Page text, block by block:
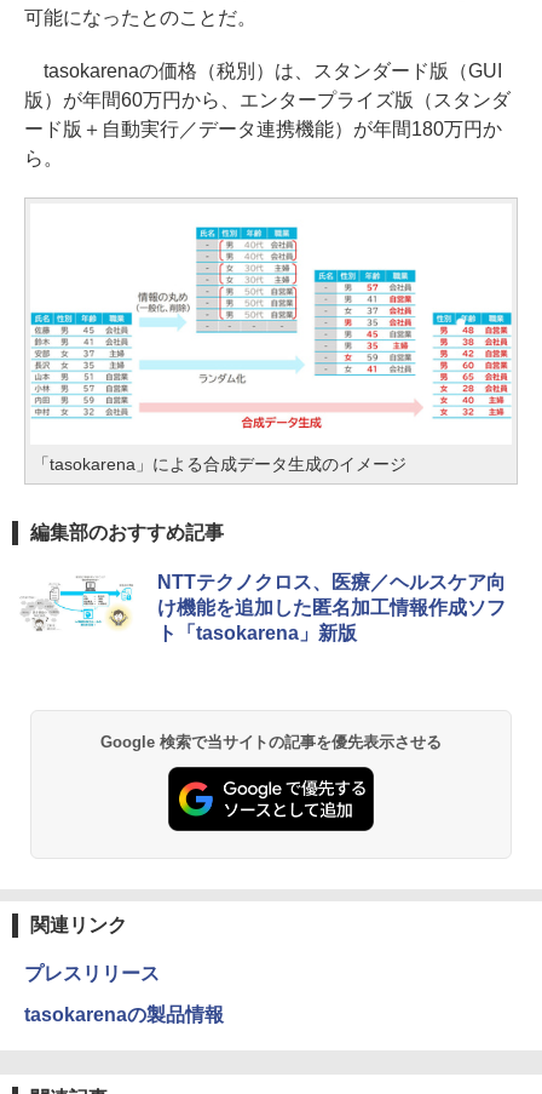
可能になったとのことだ。
tasokarenaの価格（税別）は、スタンダード版（GUI
版）が年間60万円から、エンタープライズ版（スタンダ
ード版＋自動実行／データ連携機能）が年間180万円か
ら。
「tasokarena」による合成データ生成のイメージ
編集部のおすすめ記事
NTTテクノクロス、医療／ヘルスケア向
け機能を追加した匿名加工情報作成ソフ
ト「tasokarena」新版
Google 検索で当サイトの記事を優先表示させる
関連リンク
プレスリリース
tasokarenaの製品情報